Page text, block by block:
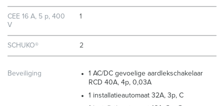
CEE 16 A, 5 p, 400
V
1
SCHUKO® 2
Beveiliging
1 AC/DC gevoelige aardlekschakelaar
RCD 40A, 4p, 0,03A
1 installatieautomaat 32A, 3p, C